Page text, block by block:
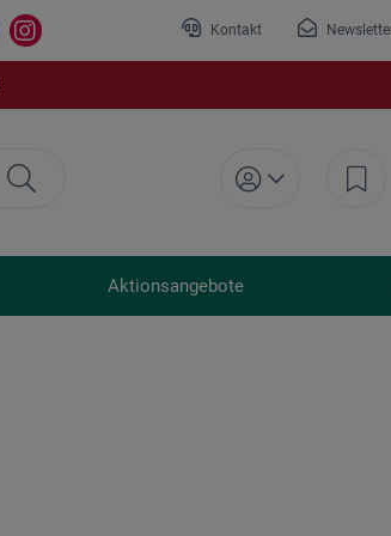
Kontakt
Aktionsangebote